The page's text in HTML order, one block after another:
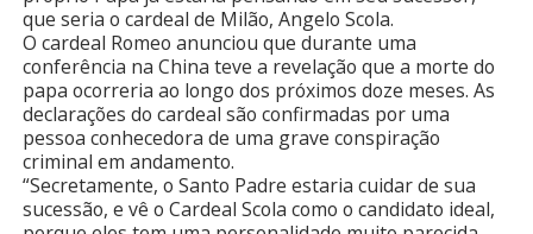
que seria o cardeal de Milão, Angelo Scola.
O cardeal Romeo anunciou que durante uma
conferência na China teve a revelação que a morte do
papa ocorreria ao longo dos próximos doze meses. As
declarações do cardeal são confirmadas por uma
pessoa conhecedora de uma grave conspiração
criminal em andamento.
“Secretamente, o Santo Padre estaria cuidar de sua
sucessão, e vê o Cardeal Scola como o candidato ideal,